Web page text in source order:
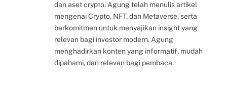
dan aset crypto. Agung telah menulis artikel
mengenai Crypto, NFT, dan Metaverse, serta
berkomitmen untuk menyajikan insight yang
relevan bagi investor modern. Agung
menghadirkan konten yang informatif, mudah
dipahami, dan relevan bagi pembaca.